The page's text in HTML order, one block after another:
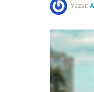
Yazar: